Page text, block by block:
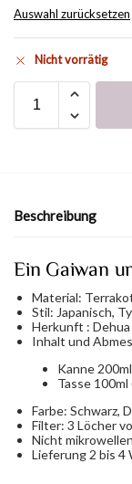
Auswahl zurücksetzen
Nicht vorrätig
Beschreibung
Ein Gaiwan
Material:
Stil: Japanisch,
Herkunft : Dehua
Inhalt und
Kanne
Tasse 100ml
Farbe: Schwarz,
Filter: 3 Löcher
Nicht
Lieferung 2 bis 4